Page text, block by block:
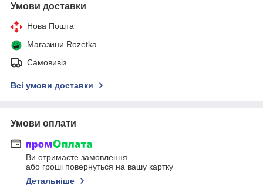
Умови доставки
Нова Пошта
Магазини Rozetka
Самовивіз
Всі умови доставки
Умови оплати
Ви отримаєте замовлення
або гроші повернуться на вашу картку
Детальніше